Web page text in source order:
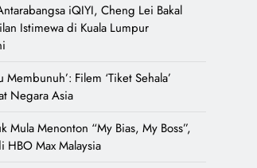
iQIYI, Cheng Lei Bakal
Istimewa di Kuala Lumpur
Membunuh’: Filem ‘Tiket Sehala’
Negara Asia
Mula Menonton “My Bias, My Boss”,
HBO Max Malaysia